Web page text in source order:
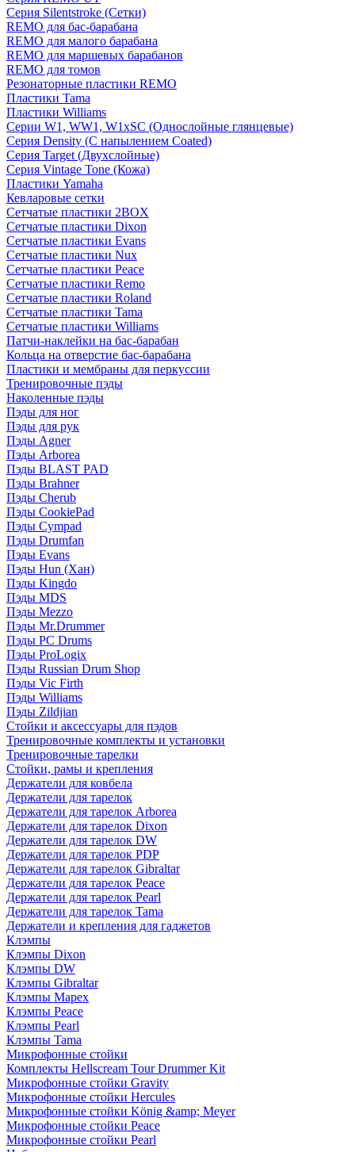
Серия Silentstroke (Сетки)
REMO для бас-барабана
REMO для малого барабана
REMO для маршевых барабанов
REMO для томов
Резонаторные пластики REMO
Пластики Tama
Пластики Williams
Серии W1, WW1, W1xSC (Однослойные глянцевые)
Серия Density (C напылением Coated)
Серия Target (Двухслойные)
Серия Vintage Tone (Кожа)
Пластики Yamaha
Кевларовые сетки
Сетчатые пластики 2BOX
Сетчатые пластики Dixon
Сетчатые пластики Evans
Сетчатые пластики Nux
Сетчатые пластики Peace
Сетчатые пластики Remo
Сетчатые пластики Roland
Сетчатые пластики Tama
Сетчатые пластики Williams
Патчи-наклейки на бас-барабан
Кольца на отверстие бас-барабана
Пластики и мембраны для перкуссии
Тренировочные пэды
Наколенные пэды
Пэды для ног
Пэды для рук
Пэды Agner
Пэды Arborea
Пэды BLAST PAD
Пэды Brahner
Пэды Cherub
Пэды CookiePad
Пэды Cympad
Пэды Drumfan
Пэды Evans
Пэды Hun (Хан)
Пэды Kingdo
Пэды MDS
Пэды Mezzo
Пэды Mr.Drummer
Пэды PC Drums
Пэды ProLogix
Пэды Russian Drum Shop
Пэды Vic Firth
Пэды Williams
Пэды Zildjian
Стойки и аксессуары для пэдов
Тренировочные комплекты и установки
Тренировочные тарелки
Стойки, рамы и крепления
Держатели для ковбела
Держатели для тарелок
Держатели для тарелок Arborea
Держатели для тарелок Dixon
Держатели для тарелок DW
Держатели для тарелок PDP
Держатели для тарелок Gibraltar
Держатели для тарелок Peace
Держатели для тарелок Pearl
Держатели для тарелок Tama
Держатели и крепления для гаджетов
Клэмпы
Клэмпы Dixon
Клэмпы DW
Клэмпы Gibraltar
Клэмпы Mapex
Клэмпы Peace
Клэмпы Pearl
Клэмпы Tama
Микрофонные стойки
Комплекты Hellscream Tour Drummer Kit
Микрофонные стойки Gravity
Микрофонные стойки Hercules
Микрофонные стойки König &amp; Meyer
Микрофонные стойки Peace
Микрофонные стойки Pearl